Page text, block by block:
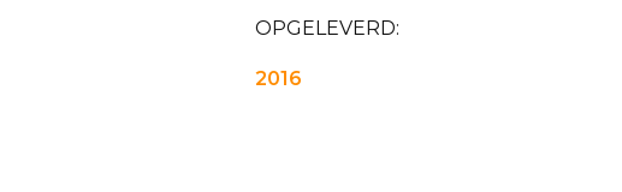
OPGELEVERD:
2016